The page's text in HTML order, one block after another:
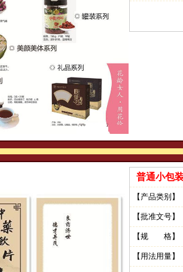
普通小包
【产品类别】
【批准文号】
【规 格】
【用法用量】